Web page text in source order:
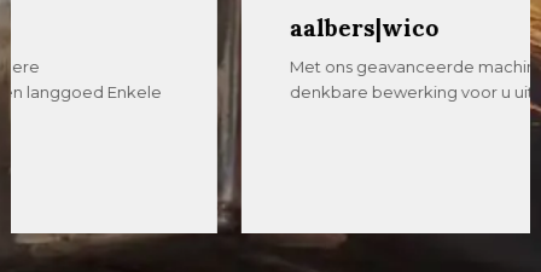
Met ons geavanceerde machinepark kunnen we elke
denkbare bewerking voor u uitvoeren, met de […]